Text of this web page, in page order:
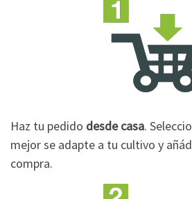
Haz tu pedido desde casa.
mejor se adapte a tu cultivo y
compra.